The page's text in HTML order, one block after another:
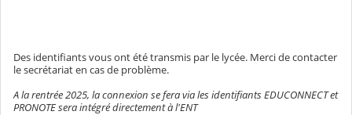
Des identifiants vous ont été transmis par le lycée. Merci de contacter
le secrétariat en cas de problème.
A la rentrée 2025, la connexion se fera via les identifiants EDUCONNECT et
PRONOTE sera intégré directement à l'ENT